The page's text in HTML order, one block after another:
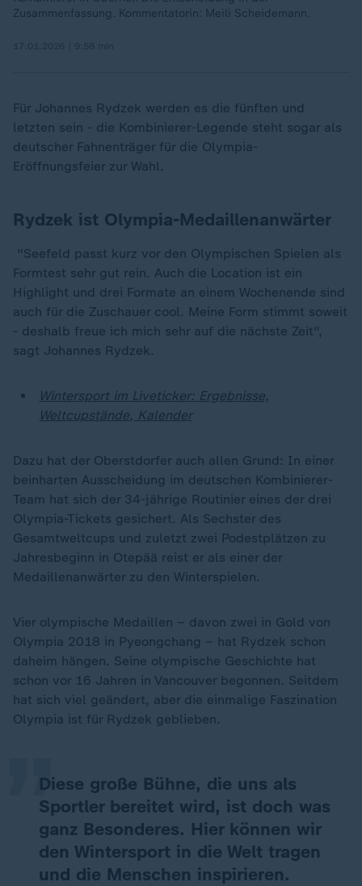
Zusammenfassung. Kommentatorin: Meili Scheidemann.
Für Johannes Rydzek werden es die fünften und
letzten sein - die Kombinierer-Legende steht sogar als
deutscher Fahnenträger für die Olympia-
Eröffnungsfeier zur Wahl.
Rydzek ist Olympia-Medaillenanwärter
"Seefeld passt kurz vor den Olympischen Spielen als
Formtest sehr gut rein. Auch die Location ist ein
Highlight und drei Formate an einem Wochenende sind
auch für die Zuschauer cool. Meine Form stimmt soweit
- deshalb freue ich mich sehr auf die nächste Zeit",
sagt Johannes Rydzek.
Wintersport im Liveticker: Ergebnisse,
Weltcupstände, Kalender
Dazu hat der Oberstdorfer auch allen Grund: In einer
beinharten Ausscheidung im deutschen Kombinierer-
Team hat sich der 34-jährige Routinier eines der drei
Olympia-Tickets gesichert. Als Sechster des
Gesamtweltcups und zuletzt zwei Podestplätzen zu
Jahresbeginn in Otepää reist er als einer der
Medaillenanwärter zu den Winterspielen.
Vier olympische Medaillen – davon zwei in Gold von
Olympia 2018 in Pyeongchang – hat Rydzek schon
daheim hängen. Seine olympische Geschichte hat
schon vor 16 Jahren in Vancouver begonnen. Seitdem
hat sich viel geändert, aber die einmalige Faszination
Olympia ist für Rydzek geblieben.
Diese große Bühne, die uns als
Sportler bereitet wird, ist doch was
ganz Besonderes. Hier können wir
den Wintersport in die Welt tragen
und die Menschen inspirieren.
„